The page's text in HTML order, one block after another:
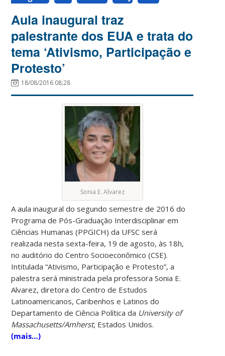
Aula inaugural traz
palestrante dos EUA e trata do
tema ‘Ativismo, Participação e
Protesto’
18/08/2016 08:28
Sonia E. Alvarez
A aula inaugural do segundo semestre de 2016 do
Programa de Pós-Graduação Interdisciplinar em
Ciências Humanas (PPGICH) da UFSC será
realizada nesta sexta-feira, 19 de agosto, às 18h,
no auditório do Centro Socioeconômico (CSE).
Intitulada “Ativismo, Participação e Protesto”, a
palestra será ministrada pela professora Sonia E.
Alvarez, diretora do Centro de Estudos
Latinoamericanos, Caribenhos e Latinos do
Departamento de Ciência Política da University of
Massachusetts/Amherst, Estados Unidos.
(mais…)